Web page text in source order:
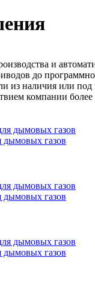
и
до
из наличия или
компании более
дымовых газов
дымовых газов
дымовых газов